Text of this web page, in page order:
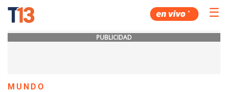
☰
PUBLICIDAD
MUNDO